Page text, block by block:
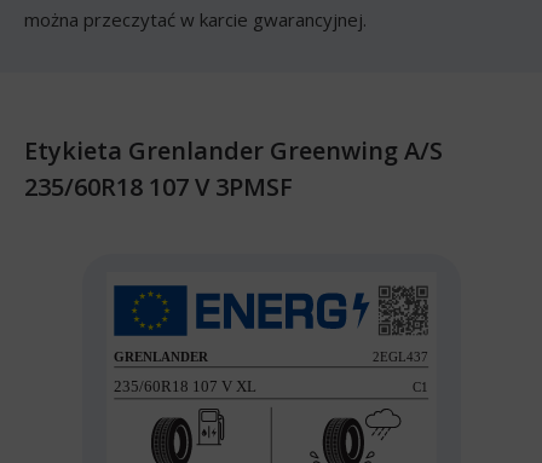
można przeczytać w karcie gwarancyjnej.
Etykieta Grenlander Greenwing A/S
235/60R18 107 V 3PMSF